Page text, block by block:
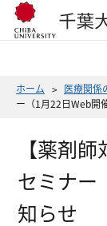
ホーム 医療関係
ー（1月22日Web開
【薬剤
セミナー
知らせ